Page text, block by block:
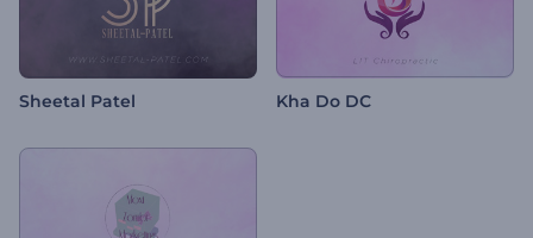
Sheetal Patel Kha Do DC